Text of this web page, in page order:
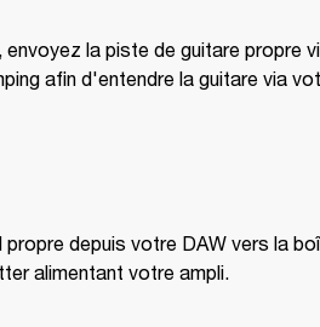
la piste de guitare propre
afin d'entendre la guitare via
propre depuis votre DAW vers la
alimentant votre ampli.